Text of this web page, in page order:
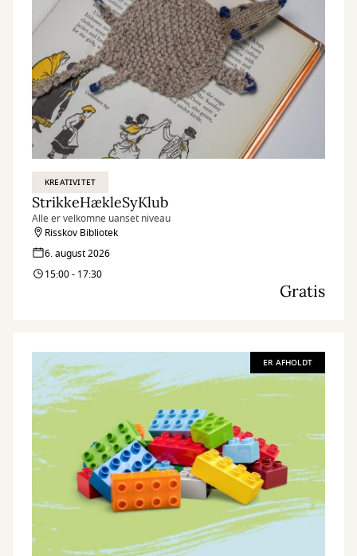
KREATIVITET
StrikkeHækleSyKlub
Alle er velkomne uanset niveau
Risskov Bibliotek
6. august 2026
15:00 - 17:30
Gratis
ER AFHOLDT